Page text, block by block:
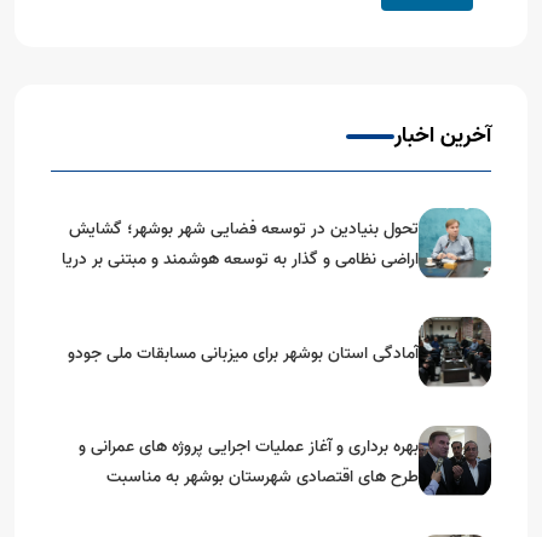
آخرین اخبار
تحول بنیادین در توسعه فضایی شهر بوشهر؛ گشایش
اراضی نظامی و گذار به توسعه هوشمند و مبتنی بر دریا
آمادگی استان بوشهر برای میزبانی مسابقات ملی جودو
بهره برداری و آغاز عملیات اجرایی پروژه های عمرانی و
طرح های اقتصادی شهرستان بوشهر به مناسبت